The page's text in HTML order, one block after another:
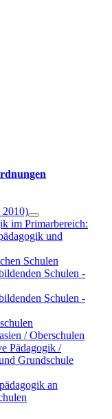
2010)
im Primarbereich:
und
Schulen
Schulen -
Schulen -
/ Oberschulen
Pädagogik /
Grundschule
an